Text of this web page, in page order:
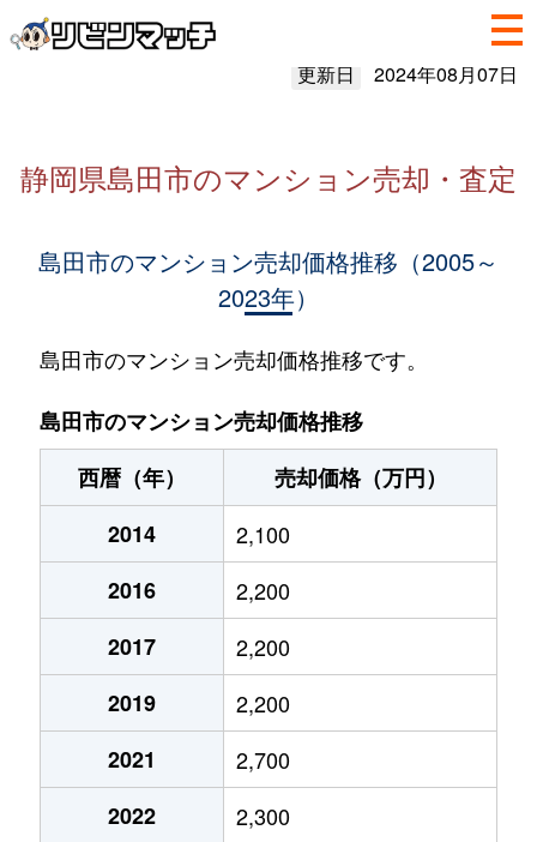
更新日 2024年08月07日
静岡県島田市のマンション売却・査定
島田市のマンション売却価格推移（2005～
2023年）
島田市のマンション売却価格推移です。
島田市のマンション売却価格推移
西暦（年）
売却価格（万円）
2014
2,100
2016
2,200
2017
2,200
2019
2,200
2021
2,700
2022
2,300